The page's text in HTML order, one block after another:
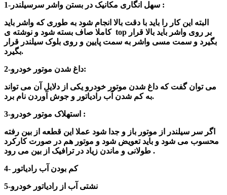
1-سهل انگاری مکانیک در بستن واشر سرسیلندر :
البته این کار را باید با دقت بالا انجام شود به طوری که واشر باید
کاملا صاف بسته شود و نوشته ی top بر روی واشر باید بالا قرار
بگیرد و سمت مسی واشر به سمت پایین و روی بلوک سیلندر قرار
بگیرد.
2-داغ شدن موتور خودرو:
می توان گفت که داغ شدن موتور خودرو یکی از دلایل آن می تواند
به کم شدن آب رادیاتور و جوش آوردن نام برد.
3-استهلاک موتور خودرو :
اگر سر سیلندر از موتور باز و جدا شود عملا این قطعه از بین رفته
محسوب می شود و باید تعویض شود و موتور هم در صورت کارکرد
طولانی و ماندن زیاد در ترافیک از بین می رود .
4- کم بودن آب رادیاتور
5-نشتی آب از رادیاتور خودرو